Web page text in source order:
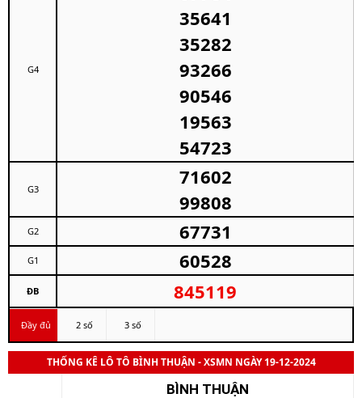
G4
35641
35282
93266
90546
19563
54723
G3
71602
99808
G2 67731
G1 60528
ĐB 845119
Đầy đủ 2 số 3 số
THỐNG KÊ LÔ TÔ BÌNH THUẬN - XSMN NGÀY 19-12-2024
BÌNH THUẬN